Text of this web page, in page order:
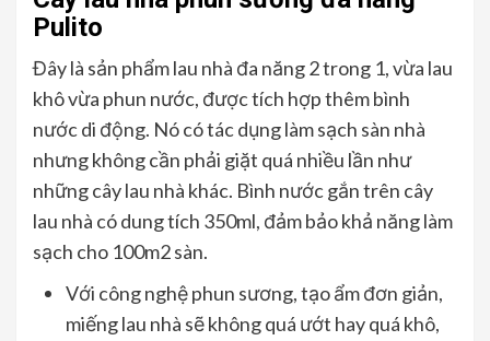
Pulito
Đây là sản phẩm lau nhà đa năng 2 trong 1, vừa lau
khô vừa phun nước, được tích hợp thêm bình
nước di động. Nó có tác dụng làm sạch sàn nhà
nhưng không cần phải giặt quá nhiều lần như
những cây lau nhà khác. Bình nước gắn trên cây
lau nhà có dung tích 350ml, đảm bảo khả năng làm
sạch cho 100m2 sàn.
Với công nghệ phun sương, tạo ẩm đơn giản,
miếng lau nhà sẽ không quá ướt hay quá khô,